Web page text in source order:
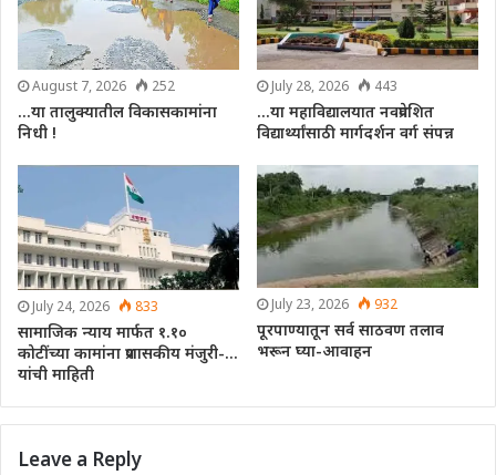
August 7, 2026 252
…या तालुक्यातील विकासकामांना
निधी !
July 28, 2026 443
…या महाविद्यालयात नवप्रवेशित
विद्यार्थ्यांसाठी मार्गदर्शन वर्ग संपन्न
July 24, 2026 833
सामाजिक न्याय मार्फत १.१०
कोटींच्या कामांना प्रशासकीय मंजुरी-…
यांची माहिती
July 23, 2026 932
पूरपाण्यातून सर्व साठवण तलाव
भरून घ्या-आवाहन
Leave a Reply